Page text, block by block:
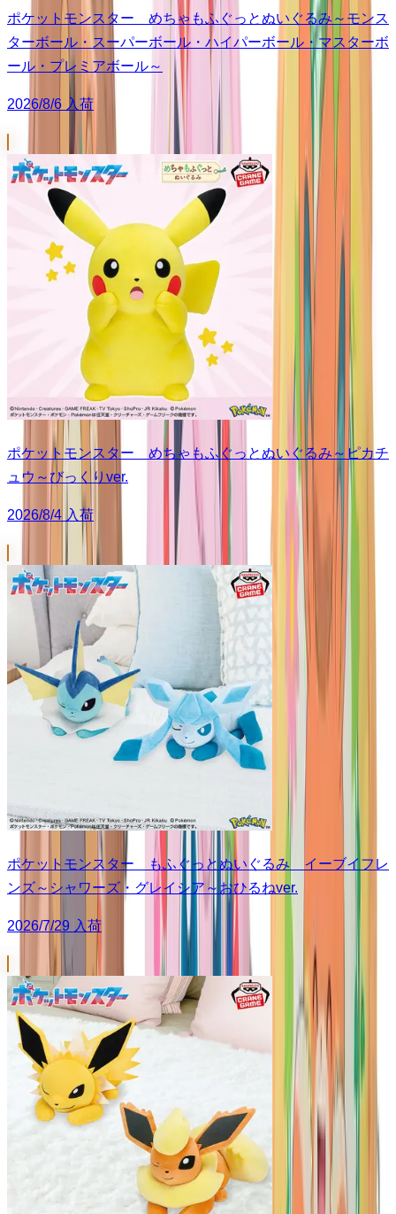
ポケットモンスター めちゃもふぐっとぬいぐるみ～モンス
ターボール・スーパーボール・ハイパーボール・マスターボ
ール・プレミアボール～
2026/8/6 入荷
ポケットモンスター めちゃもふぐっとぬいぐるみ～ピカチ
ュウ～びっくりver.
2026/8/4 入荷
ポケットモンスター もふぐっとぬいぐるみ イーブイフレ
ンズ～シャワーズ・グレイシア～おひるねver.
2026/7/29 入荷